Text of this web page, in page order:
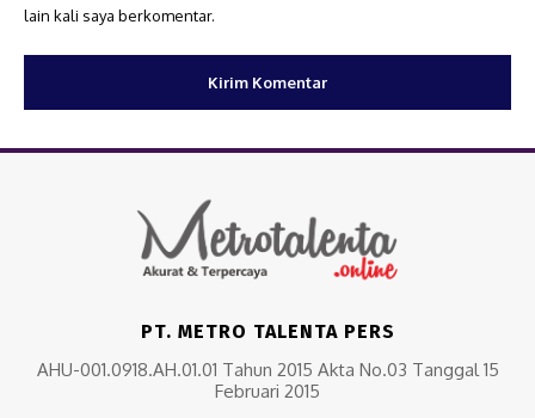
lain kali saya berkomentar.
PT. METRO TALENTA PERS
AHU-001.0918.AH.01.01 Tahun 2015 Akta No.03 Tanggal 15
Februari 2015